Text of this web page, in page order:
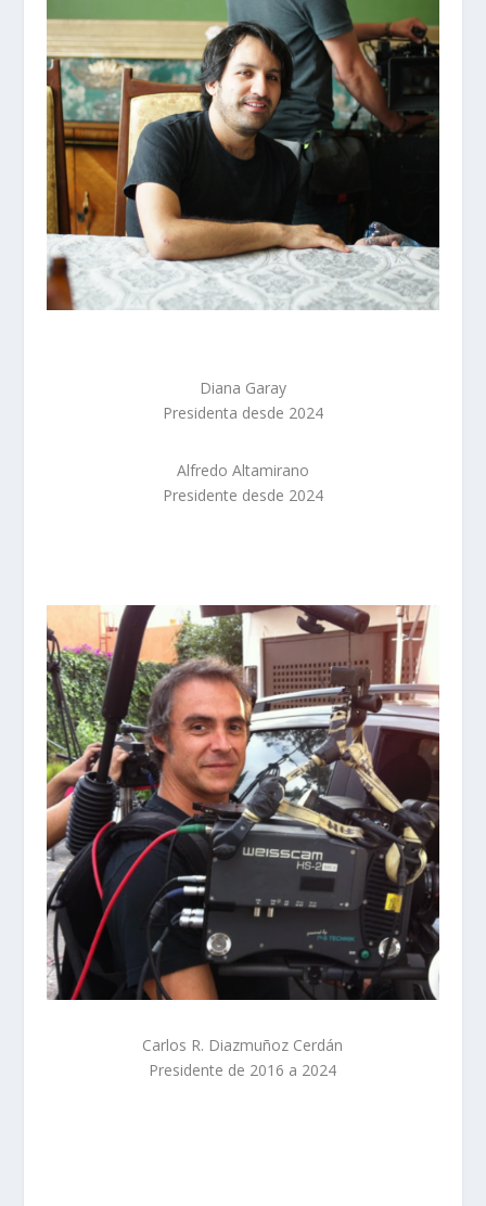
Diana Garay
Presidenta desde 2024
Alfredo Altamirano
Presidente desde 2024
Carlos R. Diazmuñoz Cerdán
Presidente de 2016 a 2024